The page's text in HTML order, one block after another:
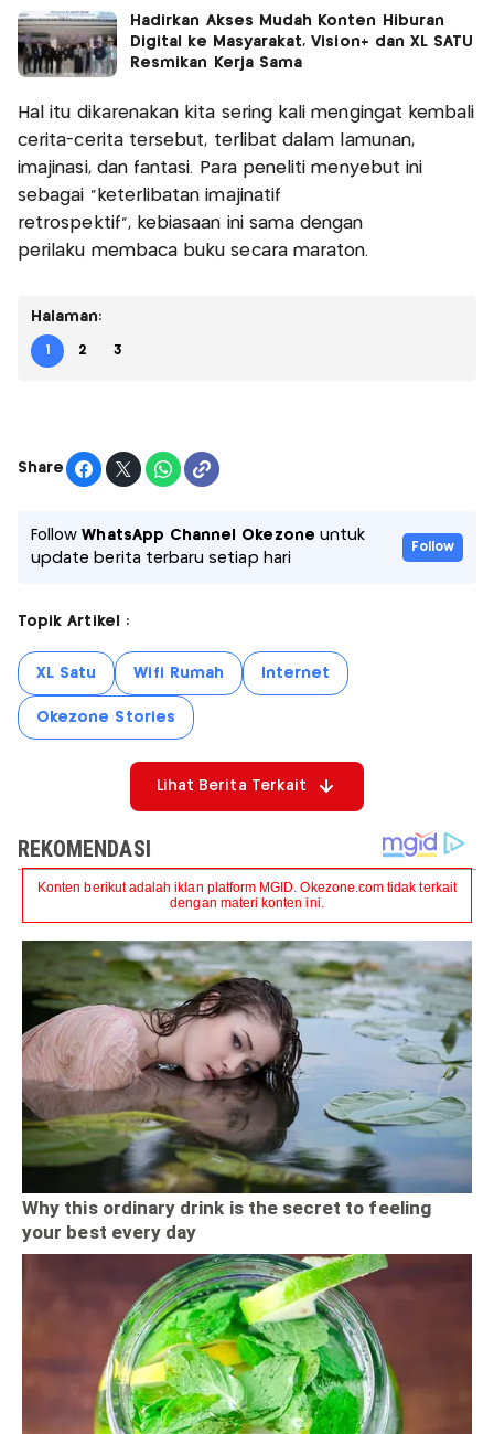
Hadirkan Akses Mudah Konten Hiburan
Digital ke Masyarakat, Vision+ dan XL SATU
Resmikan Kerja Sama
Hal itu dikarenakan kita sering kali mengingat kembali
cerita-cerita tersebut, terlibat dalam lamunan,
imajinasi, dan fantasi. Para peneliti menyebut ini
sebagai "keterlibatan imajinatif
retrospektif", kebiasaan ini sama dengan
perilaku membaca buku secara maraton.
Halaman:
1 2 3
Share
FollowWhatsApp Channel Okezone untuk
update berita terbaru setiap hari
Follow
Topik Artikel :
XL Satu Wifi Rumah Internet
Okezone Stories
Lihat Berita Terkait